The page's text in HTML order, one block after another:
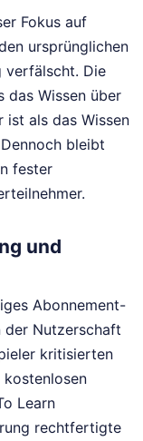
Fokus auf
ursprünglichen
verfälscht. Die
das Wissen über
als das Wissen
bleibt
fester
und
Abonnement-
der Nutzerschaft
kritisierten
kostenlosen
Learn
rechtfertigte